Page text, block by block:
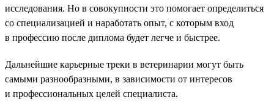
исследования. Но в совокупности это помогает определиться
со специализацией и наработать опыт, с которым вход
в профессию после диплома будет легче и быстрее.
Дальнейшие карьерные треки в ветеринарии могут быть
самыми разнообразными, в зависимости от интересов
и профессиональных целей специалиста.